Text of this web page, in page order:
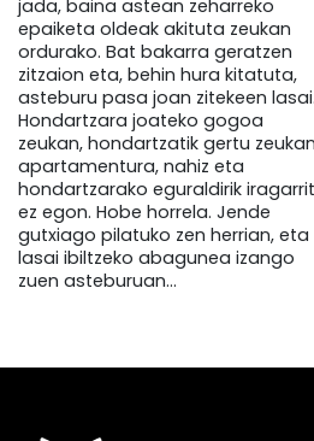
jada, baina astean zeharreko
epaiketa oldeak akituta zeukan
ordurako. Bat bakarra geratzen
zitzaion eta, behin hura kitatuta,
asteburu pasa joan zitekeen lasai.
Hondartzara joateko gogoa
zeukan, hondartzatik gertu zeukan
apartamentura, nahiz eta
hondartzarako eguraldirik
ez egon. Hobe horrela. Jende
gutxiago pilatuko zen herrian, eta
lasai ibiltzeko abagunea izango
zuen asteburuan…